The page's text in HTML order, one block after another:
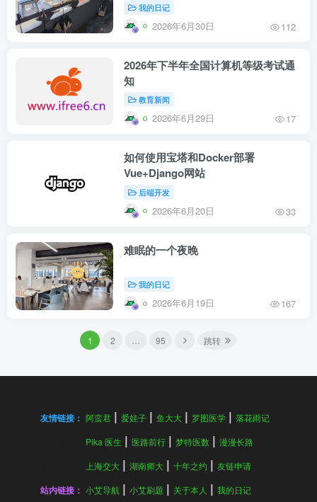
我的日记
2026年6月30日 112
2026年下半年全国计算机等级考试通
知
教育新闻
2026年6月29日 17
如何使用宝塔和Docker部署
Vue+Django网站
后端开发
2026年6月20日 33
难眠的一个夜晚
我的日记
2026年6月19日 167
1 2 95 跳转
友情链接： 阿蛮君 爱娃子 鱼大大 罗图医学 落花雨记
Pika 医生 医路前行 梦特医数 漫漫长路
上海交大 湖南师大 十年之约 友链申请
站内链接： 小艾导航 小艾刷题 关于本人 我的日记